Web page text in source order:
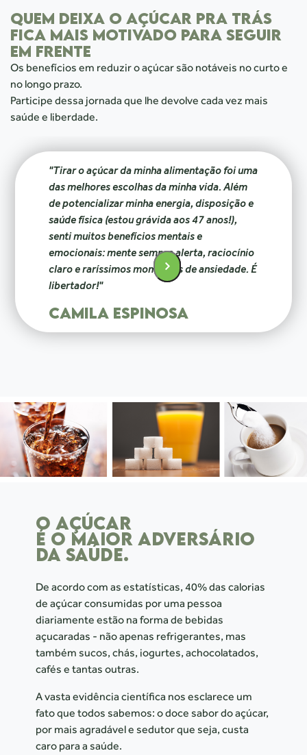
QUEM DEIXA O AÇÚCAR PRA TRÁS
FICA MAIS MOTIVADO PARA SEGUIR
EM FRENTE
Os benefícios em reduzir o açúcar são notáveis no curto e
no longo prazo.
Participe dessa jornada que lhe devolve cada vez mais
saúde e liberdade.
"Tirar o açúcar da minha alimentação foi uma
das melhores escolhas da minha vida. Além
de potencializar minha energia, disposição e
saúde física (estou grávida aos 47 anos!),
senti muitos benefícios mentais e
emocionais: mente sempre alerta, raciocínio
claro e raríssimos momentos de ansiedade. É
libertador!"
CAMILA ESPINOSA
O AÇÚCAR
É O MAIOR ADVERSÁRIO
DA SAÚDE.
De acordo com as estatísticas, 40% das calorias
de açúcar consumidas por uma pessoa
diariamente estão na forma de bebidas
açucaradas - não apenas refrigerantes, mas
também sucos, chás, iogurtes, achocolatados,
cafés e tantas outras.
A vasta evidência científica nos esclarece um
fato que todos sabemos: o doce sabor do açúcar,
por mais agradável e sedutor que seja, custa
caro para a saúde.